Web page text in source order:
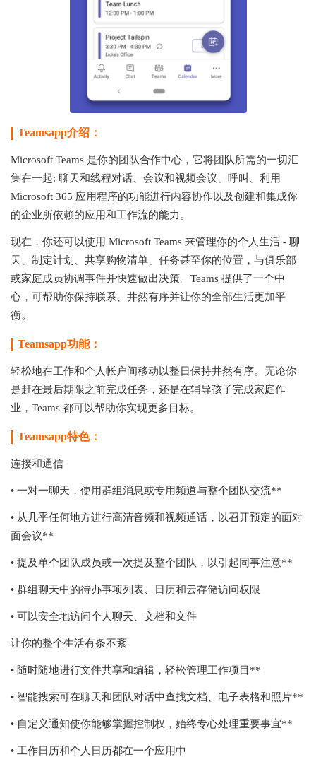
Teamsapp介绍：
Microsoft Teams 是你的团队合作中心，它将团队所需的一切汇
集在一起: 聊天和线程对话、会议和视频会议、呼叫、利用
Microsoft 365 应用程序的功能进行内容协作以及创建和集成你
的企业所依赖的应用和工作流的能力。
现在，你还可以使用 Microsoft Teams 来管理你的个人生活 - 聊
天、制定计划、共享购物清单、任务甚至你的位置，与俱乐部
或家庭成员协调事件并快速做出决策。Teams 提供了一个中
心，可帮助你保持联系、井然有序并让你的全部生活更加平
衡。
Teamsapp功能：
轻松地在工作和个人帐户间移动以整日保持井然有序。无论你
是赶在最后期限之前完成任务，还是在辅导孩子完成家庭作
业，Teams 都可以帮助你实现更多目标。
Teamsapp特色：
连接和通信
• 一对一聊天，使用群组消息或专用频道与整个团队交流**
• 从几乎任何地方进行高清音频和视频通话，以召开预定的面对
面会议**
• 提及单个团队成员或一次提及整个团队，以引起同事注意**
• 群组聊天中的待办事项列表、日历和云存储访问权限
• 可以安全地访问个人聊天、文档和文件
让你的整个生活有条不紊
• 随时随地进行文件共享和编辑，轻松管理工作项目**
• 智能搜索可在聊天和团队对话中查找文档、电子表格和照片**
• 自定义通知使你能够掌握控制权，始终专心处理重要事宜**
• 工作日历和个人日历都在一个应用中